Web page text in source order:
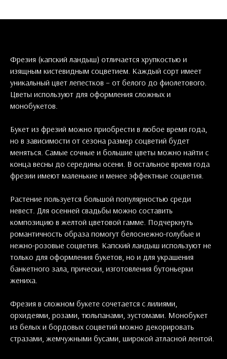
Фрезия (капский ландыш) отличается хрупкостью и
изящным кистевидным соцветием. Каждый сорт имеет
уникальный цвет лепестков – от белого до фиолетового.
Цветы используют для оформления сложных и
монобукетов.
Букет из фрезий можно приобрести в любое время года,
но в зависимости от сезона размер соцветий будет
меняться. Самые сочные и большие цветы можно найти с
конца весны до середины осени. В остальное время года
фрезии имеют маленькие и менее эффектные соцветия.
Растение пользуется большой популярностью среди
невест. Для осенней свадьбы можно составить
композицию в желтой цветовой гамме. Подчеркнуть
романтичность образа помогут белоснежно-голубые и
нежно-розовые соцветия. Капский ландыш используют не
только для оформления букетов, но и для украшения
банкетного зала, прически, изготовления бутоньерки
жениха.
Фрезия в сложном букете сочетается с лилиями,
орхидеями, розами, тюльпанами, эустомами. Монобукет
из белых и бордовых соцветий можно декорировать
стразами, жемчужными бусами, широкой атласной лентой.